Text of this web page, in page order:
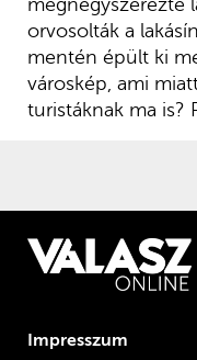
megnégyszerezte
orvosolták a
mentén épült ki
városkép, ami
turistáknak ma is?
Impresszum